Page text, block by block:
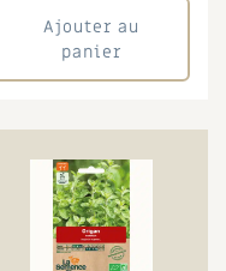
Ajouter au
panier